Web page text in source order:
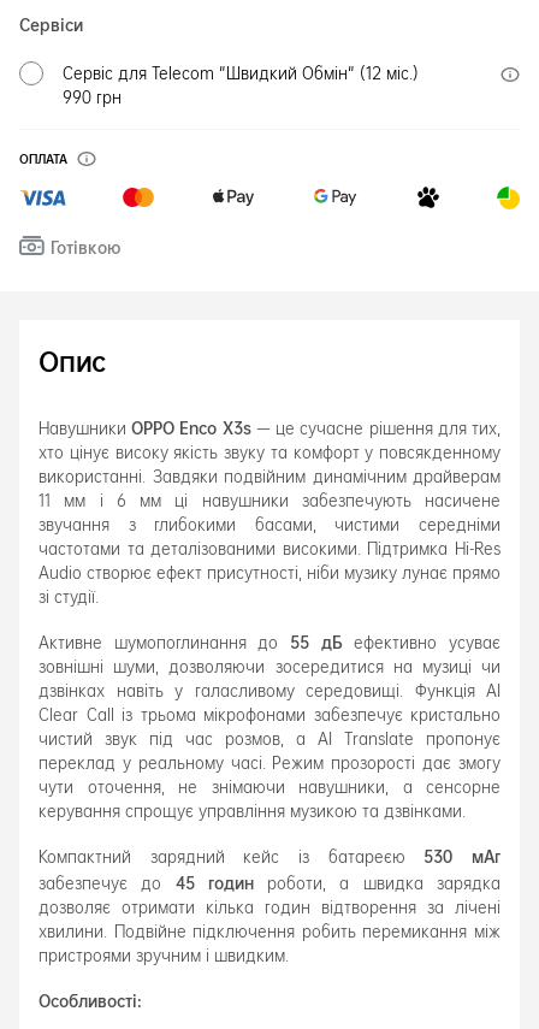
Сервіси
Сервіс для Telecom "Швидкий Обмін" (12 міс.)
990 грн
ОПЛАТА
Готівкою
Опис
НавушникиOPPO Enco X3s— це сучасне рішення для тих,
хто цінує високу якість звуку та комфорт у повсякденному
використанні. Завдяки подвійним динамічним драйверам
11 мм і 6 мм ці навушники забезпечують насичене
звучання з глибокими басами, чистими середніми
частотами та деталізованими високими. Підтримка Hi-Res
Audio створює ефект присутності, ніби музику лунає прямо
зі студії.
Активне шумопоглинання до 55 дБ ефективно усуває
зовнішні шуми, дозволяючи зосередитися на музиці чи
дзвінках навіть у галасливому середовищі. Функція AI
Clear Call із трьома мікрофонами забезпечує кристально
чистий звук під час розмов, а AI Translate пропонує
переклад у реальному часі. Режим прозорості дає змогу
чути оточення, не знімаючи навушники, а сенсорне
керування спрощує управління музикою та дзвінками.
Компактний зарядний кейс із батареєю 530 мАг
забезпечує до 45 годинроботи, а швидка зарядка
дозволяє отримати кілька годин відтворення за лічені
хвилини. Подвійне підключення робить перемикання між
пристроями зручним і швидким.
Особливості: